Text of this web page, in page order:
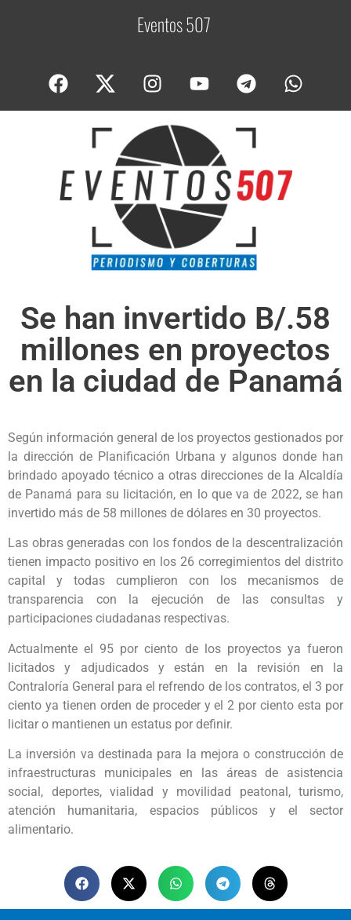
Eventos 507C
Se han invertido B/.58
millones en proyectos
en la ciudad de Panamá
Según información general de los proyectos gestionados por
la dirección de Planificación Urbana y algunos donde han
brindado apoyado técnico a otras direcciones de la Alcaldía
de Panamá para su licitación, en lo que va de 2022, se han
invertido más de 58 millones de dólares en 30 proyectos.
Las obras generadas con los fondos de la descentralización
tienen impacto positivo en los 26 corregimientos del distrito
capital y todas cumplieron con los mecanismos de
transparencia con la ejecución de las consultas y
participaciones ciudadanas respectivas.
Actualmente el 95 por ciento de los proyectos ya fueron
licitados y adjudicados y están en la revisión en la
Contraloría General para el refrendo de los contratos, el 3 por
ciento ya tienen orden de proceder y el 2 por ciento esta por
licitar o mantienen un estatus por definir.
La inversión va destinada para la mejora o construcción de
infraestructuras municipales en las áreas de asistencia
social, deportes, vialidad y movilidad peatonal, turismo,
atención humanitaria, espacios públicos y el sector
alimentario.